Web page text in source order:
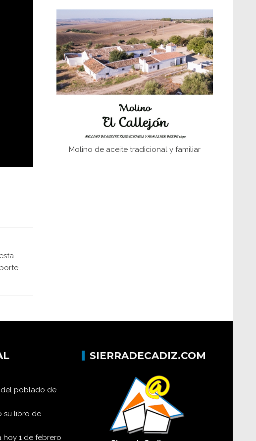
fundaciones de Bornos
El Frente Popular. Ubrique, febrero-julio
1936
Juntar las letras. La alfabetización en el
campo: del afán de saber a la
Historia y vivencias del poblado de Los
Molino de aceite tradicional y familiar
del poblado de
su libro de
hoy 1 de febrero
SIERRADECADIZ.COM